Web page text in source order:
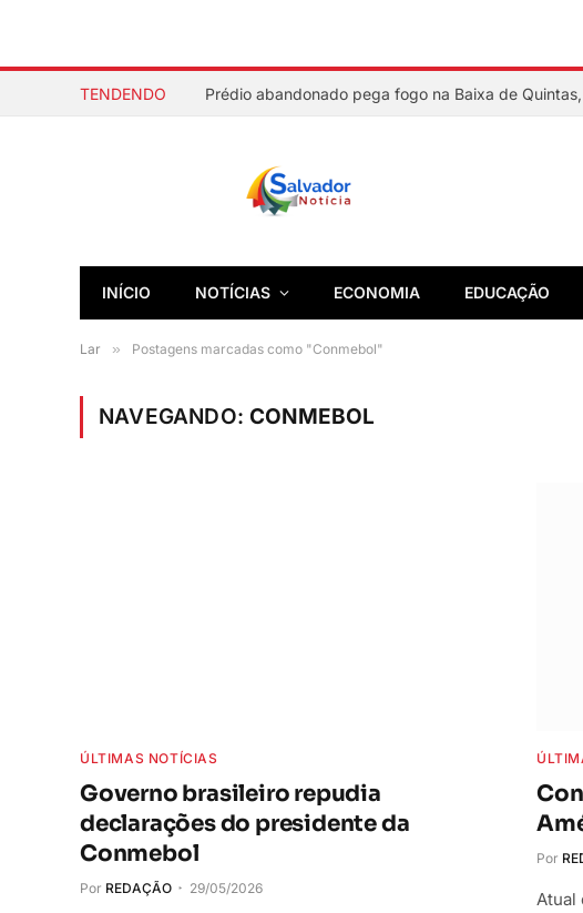
TENDENDO Prédio abandonado pega fogo na Baixa de
INÍCIO NOTÍCIAS ECONOMIA EDUCAÇÃO
Lar » Postagens marcadas como "Conmebol"
NAVEGANDO: CONMEBOL
ÚLTIMAS NOTÍCIAS
Governo brasileiro repudia
declarações do presidente da
Conmebol
Por REDAÇÃO 29/05/2026
Por
Atual